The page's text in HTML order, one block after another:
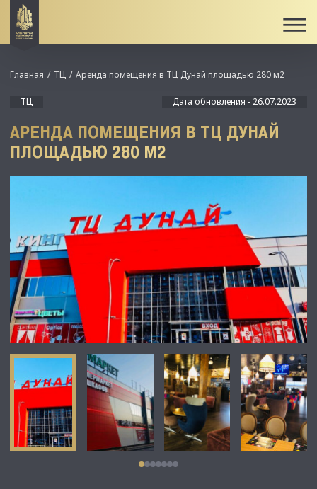
Главная ТЦ Аренда помещения в ТЦ Дунай площадью 280 м2
ТЦ Дата обновления - 26.07.2023
АРЕНДА ПОМЕЩЕНИЯ В ТЦ ДУНАЙ
ПЛОЩАДЬЮ 280 М2